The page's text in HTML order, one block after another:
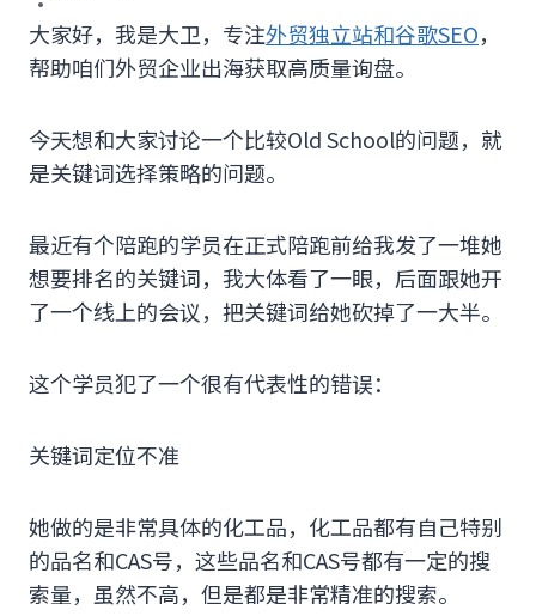
大家好，我是大卫，专注外贸独立站和谷歌SEO，
帮助咱们外贸企业出海获取高质量询盘。
今天想和大家讨论一个比较Old School的问题，就
是关键词选择策略的问题。
最近有个陪跑的学员在正式陪跑前给我发了一堆她
想要排名的关键词，我大体看了一眼，后面跟她开
了一个线上的会议，把关键词给她砍掉了一大半。
这个学员犯了一个很有代表性的错误：
关键词定位不准
她做的是非常具体的化工品，化工品都有自己特别
的品名和CAS号，这些品名和CAS号都有一定的搜
索量，虽然不高，但是都是非常精准的搜索。